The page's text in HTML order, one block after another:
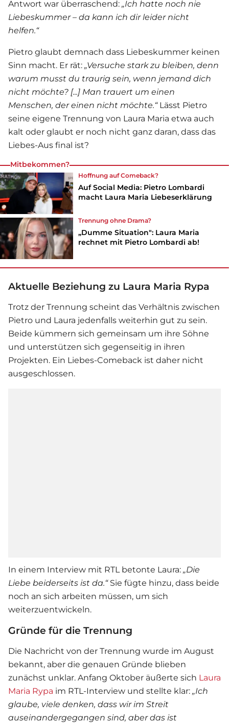
Antwort war überraschend: „Ich hatte noch nie
Liebeskummer – da kann ich dir leider nicht
helfen.“
Pietro glaubt demnach dass Liebeskummer keinen
Sinn macht. Er rät: „Versuche stark zu bleiben, denn
warum musst du traurig sein, wenn jemand dich
nicht möchte? [...] Man trauert um einen
Menschen, der einen nicht möchte.“ Lässt Pietro
seine eigene Trennung von Laura Maria etwa auch
kalt oder glaubt er noch nicht ganz daran, dass das
Liebes-Aus final ist?
Mitbekommen?
Hoffnung auf Comeback?
Auf Social Media: Pietro Lombardi
macht Laura Maria Liebeserklärung
Trennung ohne Drama?
„Dumme Situation": Laura Maria
rechnet mit Pietro Lombardi ab!
Aktuelle Beziehung zu Laura Maria Rypa
Trotz der Trennung scheint das Verhältnis zwischen
Pietro und Laura jedenfalls weiterhin gut zu sein.
Beide kümmern sich gemeinsam um ihre Söhne
und unterstützen sich gegenseitig in ihren
Projekten. Ein Liebes-Comeback ist daher nicht
ausgeschlossen.
In einem Interview mit RTL betonte Laura: „Die
Liebe beiderseits ist da.“Sie fügte hinzu, dass beide
noch an sich arbeiten müssen, um sich
weiterzuentwickeln.
Gründe für die Trennung
Die Nachricht von der Trennung wurde im August
bekannt, aber die genauen Gründe blieben
zunächst unklar. Anfang Oktober äußerte sich Laura
Maria Rypa im RTL-Interview und stellte klar: „Ich
glaube, viele denken, dass wir im Streit
auseinandergegangen sind, aber das ist